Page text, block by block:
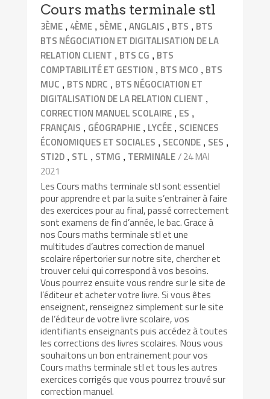
Cours maths terminale stl
3ÈME , 4ÈME ,5ÈME ,ANGLAIS , BTS , BTS
BTS NÉGOCIATION ET DIGITALISATION DE LA
RELATION CLIENT , BTS CG , BTS
COMPTABILITÉ ET GESTION , BTS MCO , BTS
MUC , BTS NDRC , BTS NÉGOCIATION ET
DIGITALISATION DE LA RELATION CLIENT ,
CORRECTION MANUEL SCOLAIRE , ES ,
FRANÇAIS , GÉOGRAPHIE , LYCÉE , SCIENCES
ÉCONOMIQUES ET SOCIALES , SECONDE , SES ,
STI2D , STL , STMG , TERMINALE/ 24 MAI
2021
Les Cours maths terminale stl sont essentiel
pour apprendre et par la suite s’entrainer à faire
des exercices pour au final, passé correctement
sont examens de fin d’année, le bac. Grace à
nos Cours maths terminale stl et une
multitudes d’autres correction de manuel
scolaire répertorier sur notre site, chercher et
trouver celui qui correspond à vos besoins.
Vous pourrez ensuite vous rendre sur le site de
l’éditeur et acheter votre livre. Si vous êtes
enseignent, renseignez simplement sur le site
de l’éditeur de votre livre scolaire, vos
identifiants enseignants puis accédez à toutes
les corrections des livres scolaires. Nous vous
souhaitons un bon entrainement pour vos
Cours maths terminale stl et tous les autres
exercices corrigés que vous pourrez trouvé sur
correction manuel.